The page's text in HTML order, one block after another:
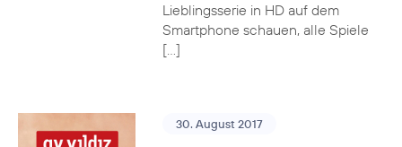
Lieblingsserie in HD auf dem
Smartphone schauen, alle Spiele
[…]
30. August 2017